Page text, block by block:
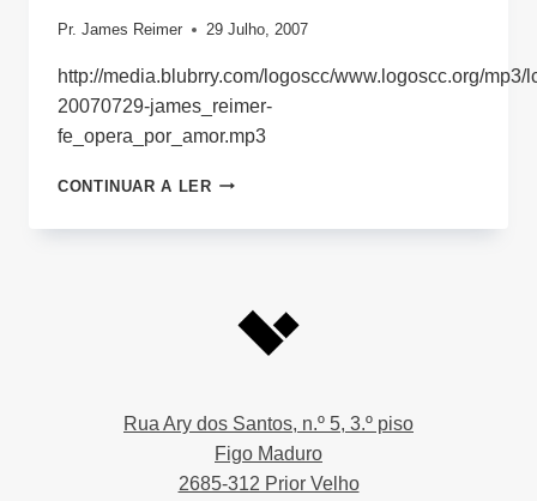
Pr. James Reimer 29 Julho, 2007
http://media.blubrry.com/logoscc/www.logoscc.org/mp3/
20070729-james_reimer-
fe_opera_por_amor.mp3
CONTINUAR A LERFÉ
POR
Rua Ary dos Santos, n.º 5, 3.º piso
Figo Maduro
2685-312 Prior Velho